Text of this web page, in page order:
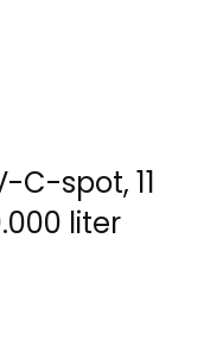
C-spot, 11
liter